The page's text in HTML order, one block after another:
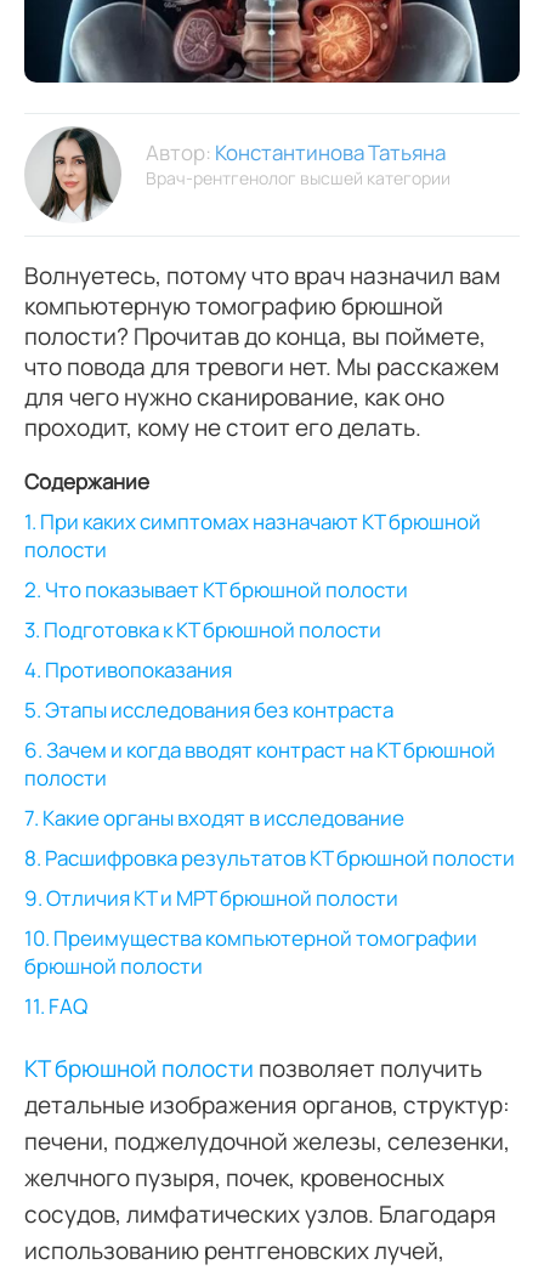
Автор: Константинова Татьяна
Врач-рентгенолог высшей категории
Волнуетесь, потому что врач назначил вам
компьютерную томографию брюшной
полости? Прочитав до конца, вы поймете,
что повода для тревоги нет. Мы расскажем
для чего нужно сканирование, как оно
проходит, кому не стоит его делать.
Содержание
1. При каких симптомах назначают КТ брюшной
полости
2. Что показывает КТ брюшной полости
3. Подготовка к КТ брюшной полости
4. Противопоказания
5. Этапы исследования без контраста
6. Зачем и когда вводят контраст на КТ брюшной
полости
7. Какие органы входят в исследование
8. Расшифровка результатов КТ брюшной полости
9. Отличия КТ и МРТ брюшной полости
10. Преимущества компьютерной томографии
брюшной полости
11. FAQ
КТ брюшной полости позволяет получить
детальные изображения органов, структур:
печени, поджелудочной железы, селезенки,
желчного пузыря, почек, кровеносных
сосудов, лимфатических узлов. Благодаря
использованию рентгеновских лучей,